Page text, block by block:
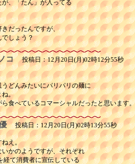
、「たん」が入ってる
だったんですが、
でしょう？
コ 投稿日：12月20日(月)02時12分55秒
どんみたいにパリパリの麺に
ね。
食べているコマーシャルだったと思います。
投稿日：12月20日(月)02時13分55秒
ねえ。
かのようですが、それぞれ
経て消費者に宣伝している